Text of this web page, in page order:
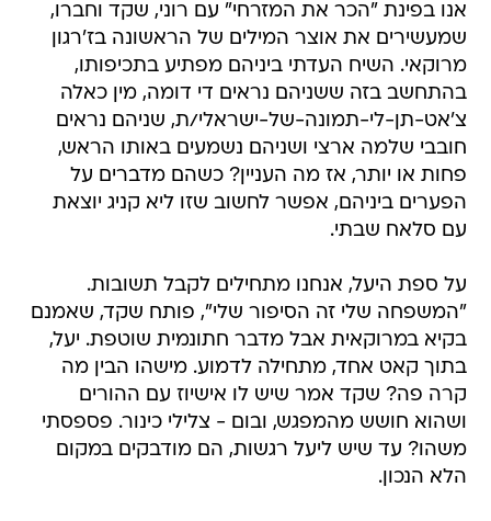
אנו בפינת "הכר את המזרחי" עם רוני, שקד וחברו,
שמעשירים את אוצר המילים של הראשונה בז'רגון
מרוקאי. השיח העדתי ביניהם מפתיע בתכיפותו,
בהתחשב בזה ששניהם נראים די דומה, מין כאלה
צ'אט-תן-לי-תמונה-של-ישראלי/ת, שניהם נראים
חובבי שלמה ארצי ושניהם נשמעים באותו הראש,
פחות או יותר, אז מה העניין? כשהם מדברים על
הפערים ביניהם, אפשר לחשוב שזו ליא קניג יוצאת
עם סלאח שבתי.
על ספת היעל, אנחנו מתחילים לקבל תשובות.
"המשפחה שלי זה הסיפור שלי", פותח שקד, שאמנם
בקיא במרוקאית אבל מדבר חתונמית שוטפת. יעל,
בתוך קאט אחד, מתחילה לדמוע. מישהו הבין מה
קרה פה? שקד אמר שיש לו אישיוז עם ההורים
ושהוא חושש מהמפגש, ובום - צלילי כינור. פספסתי
משהו? עד שיש ליעל רגשות, הם מודבקים במקום
הלא הנכון.